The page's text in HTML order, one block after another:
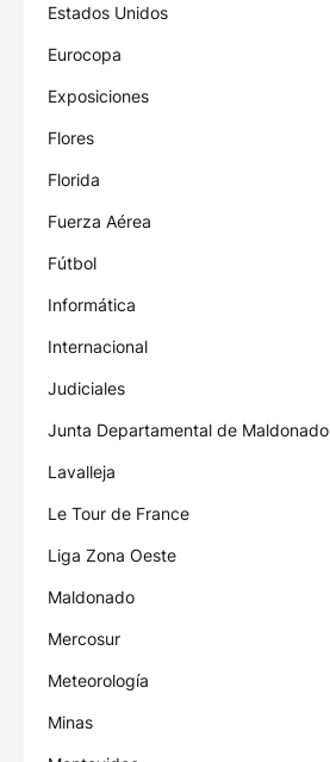
Estados Unidos
Eurocopa
Exposiciones
Flores
Florida
Fuerza Aérea
Fútbol
Informática
Internacional
Judiciales
Junta Departamental de Maldonado
Lavalleja
Le Tour de France
Liga Zona Oeste
Maldonado
Mercosur
Meteorología
Minas